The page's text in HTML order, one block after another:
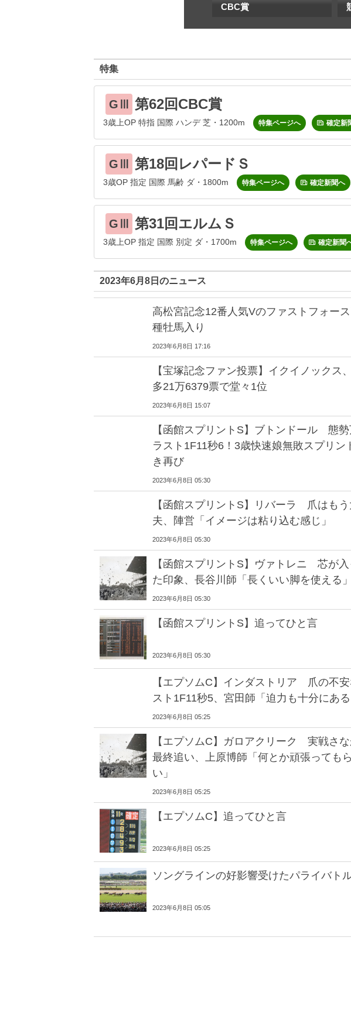
CBC賞
特集
GⅢ 第62回CBC賞
3歳上OP 特指 国際 ハンデ 芝・1200m 特集ページへ 確定新
GⅢ 第18回レパードＳ
3歳OP 指定 国際 馬齢 ダ・1800m 特集ページへ 確定新聞へ
GⅢ 第31回エルムＳ
3歳上OP 指定 国際 別定 ダ・1700m 特集ページへ 確定新聞
2023年6月8日のニュース
高松宮記念12番人気Vのファストフォース
種牡馬入り
2023年6月8日 17:16
【宝塚記念ファン投票】イクイノックス
多21万6379票で堂々1位
2023年6月8日 15:07
【函館スプリントS】ブトンドール 態
ラスト1F11秒6！3歳快速娘無敗スプリン
き再び
2023年6月8日 05:30
【函館スプリントS】リバーラ 爪はもう
夫、陣営「イメージは粘り込む感じ」
2023年6月8日 05:30
【函館スプリントS】ヴァトレニ 芯が入
た印象、長谷川師「長くいい脚を使える」
2023年6月8日 05:30
【函館スプリントS】追ってひと言
2023年6月8日 05:30
【エプソムC】インダストリア 爪の不安
スト1F11秒5、宮田師「迫力も十分にある
2023年6月8日 05:25
【エプソムC】ガロアクリーク 実戦さ
最終追い、上原博師「何とか頑張っても
い」
2023年6月8日 05:25
【エプソムC】追ってひと言
2023年6月8日 05:25
ソングラインの好影響受けたパライバト
2023年6月8日 05:05